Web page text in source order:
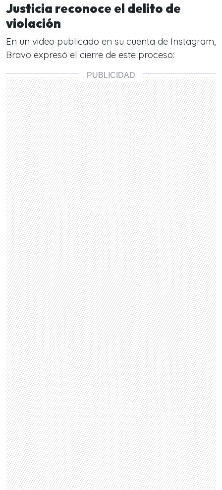
Justicia reconoce el delito de
violación
En un video publicado en su cuenta de Instagram,
Bravo expresó el cierre de este proceso: